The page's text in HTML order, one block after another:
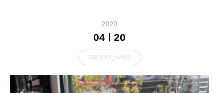
2020
04 20
GROOM_HAUS